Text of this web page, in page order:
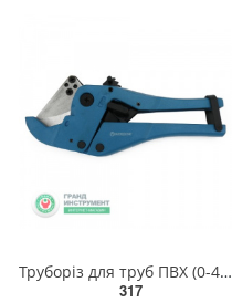
Труборіз для труб ПВХ (0-42мм) професійний PVC0202 СТАНДАРТ
317